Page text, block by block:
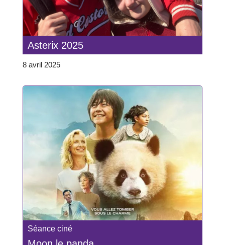
Asterix 2025
8 avril 2025
Séance ciné